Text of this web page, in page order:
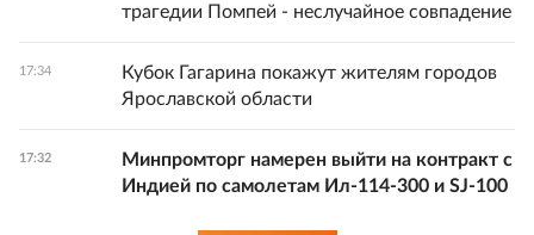
трагедии Помпей - неслучайное совпадение
17:34
Кубок Гагарина покажут жителям городов
Ярославской области
17:32
Минпромторг намерен выйти на контракт с
Индией по самолетам Ил-114-300 и SJ-100